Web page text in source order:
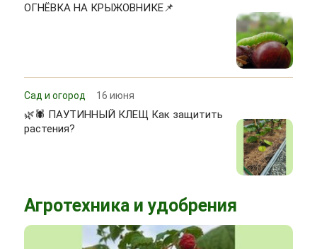
ОГНЁВКА НА КРЫЖОВНИКЕ📌
Сад и огород 16 июня
🌿🕷 ПАУТИННЫЙ КЛЕЩ Как защитить
растения?
Агротехника и удобрения